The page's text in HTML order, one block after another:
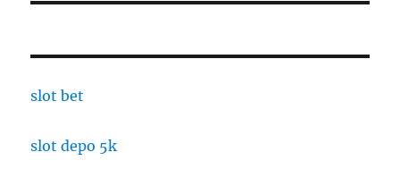
slot bet
slot depo 5k